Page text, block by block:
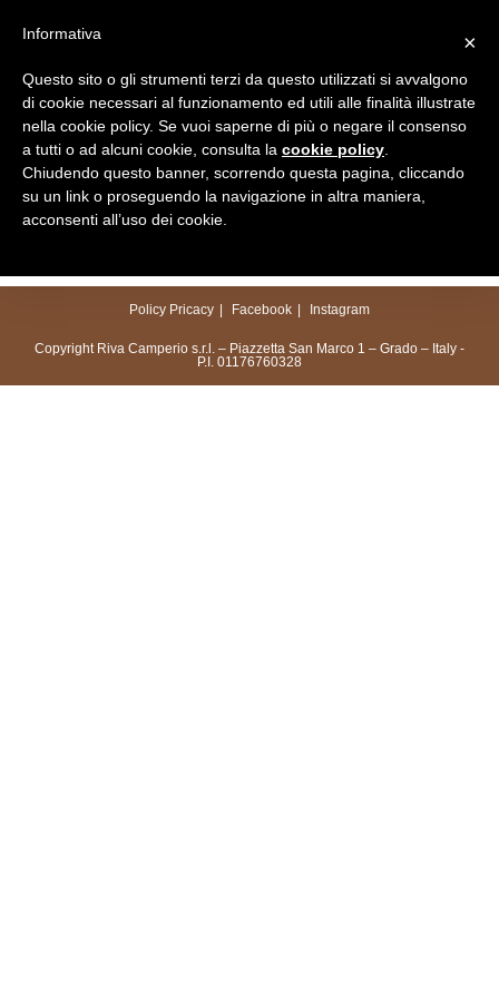
Menu
Policy Pricacy Facebook Instagram
Copyright Riva Camperio s.r.l. – Piazzetta San Marco 1 – Grado – Italy -
P.I. 01176760328
×
Informativa
Questo sito o gli strumenti terzi da questo utilizzati si avvalgono
di cookie necessari al funzionamento ed utili alle finalità illustrate
nella cookie policy. Se vuoi saperne di più o negare il consenso
a tutti o ad alcuni cookie, consulta la cookie policy
Chiudendo questo banner, scorrendo questa pagina, cliccando
su un link o proseguendo la navigazione in altra maniera,
acconsenti all’uso dei cookie.